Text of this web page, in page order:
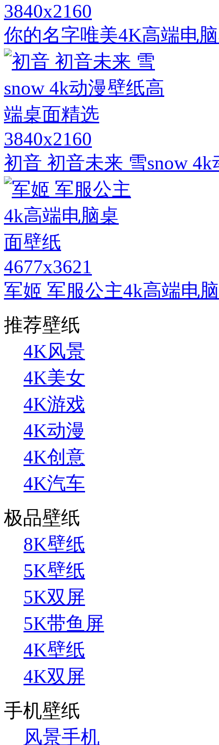
3840x2160
你的名字唯美4K高端电
3840x2160
初音 初音未来 雪snow
4677x3621
军姬 军服公主4k高端电
推荐壁纸
4K风景
4K美女
4K游戏
4K动漫
4K创意
4K汽车
极品壁纸
8K壁纸
5K壁纸
5K双屏
5K带鱼屏
4K壁纸
4K双屏
手机壁纸
风景手机